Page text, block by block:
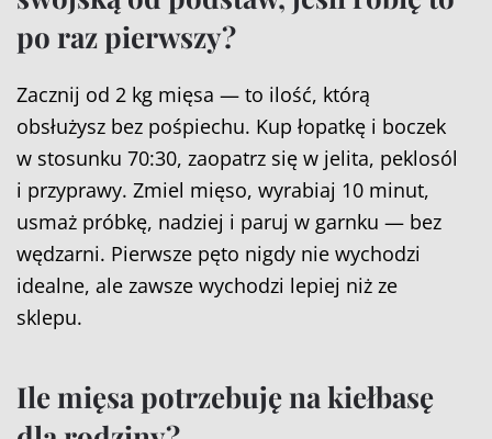
po raz pierwszy?
Zacznij od 2 kg mięsa — to ilość, którą
obsłużysz bez pośpiechu. Kup łopatkę i boczek
w stosunku 70:30, zaopatrz się w jelita, peklosól
i przyprawy. Zmiel mięso, wyrabiaj 10 minut,
usmaż próbkę, nadziej i paruj w garnku — bez
wędzarni. Pierwsze pęto nigdy nie wychodzi
idealne, ale zawsze wychodzi lepiej niż ze
sklepu.
Ile mięsa potrzebuję na kiełbasę